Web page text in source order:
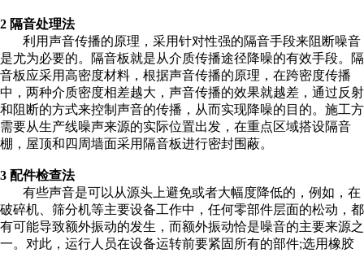
2 隔音处理法
利用声音传播的原理，采用针对性强的隔音手段来阻断噪音
是尤为必要的。隔音板就是从介质传播途径降噪的有效手段。隔
音板应采用高密度材料，根据声音传播的原理，在跨密度传播
中，两种介质密度相差越大，声音传播的效果就越差，通过反射
和阻断的方式来控制声音的传播，从而实现降噪的目的。施工方
需要从生产线噪声来源的实际位置出发，在重点区域搭设隔音
棚，屋顶和四周墙面采用隔音板进行密封围蔽。
3 配件检查法
有些声音是可以从源头上避免或者大幅度降低的，例如，在
破碎机、筛分机等主要设备工作中，任何零部件层面的松动，都
有可能导致额外振动的发生，而额外振动恰是噪音的主要来源之
一。对此，运行人员在设备运转前要紧固所有的部件;选用橡胶